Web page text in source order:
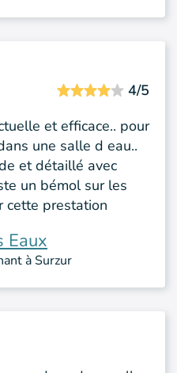
4/5
et efficace.. pour
une salle d eau..
et détaillé avec
un bémol sur les
cette prestation
Eaux
à Surzur